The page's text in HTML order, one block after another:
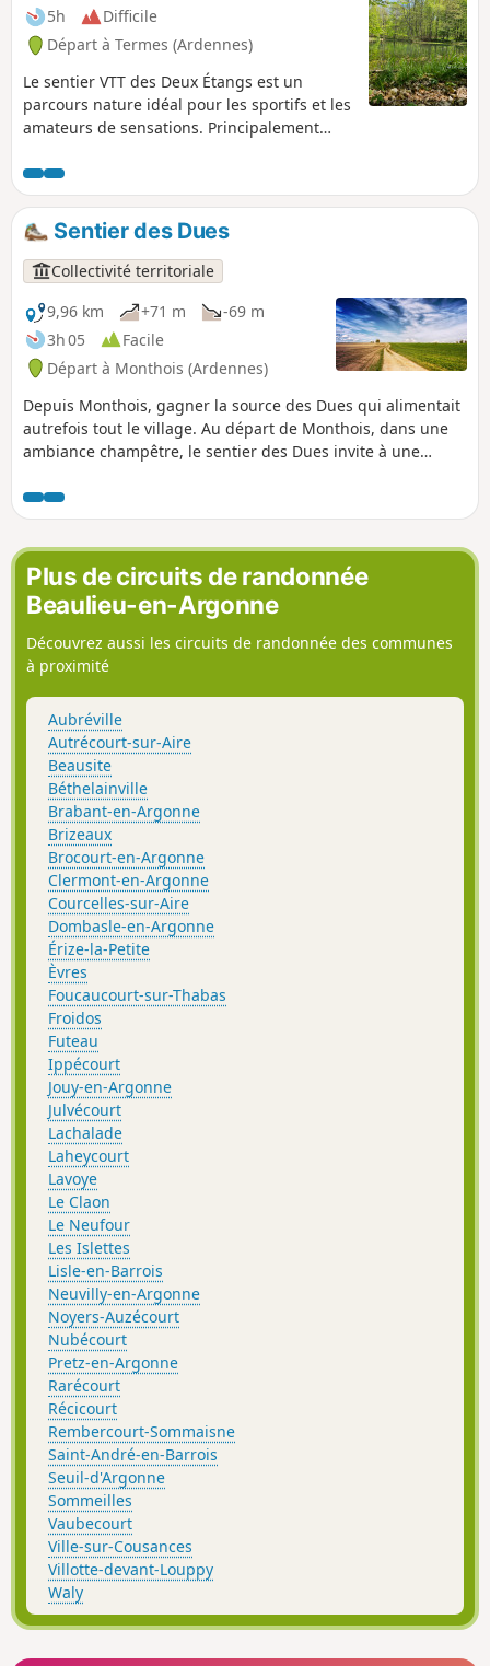
5h
Difficile
Départ à Termes (Ardennes)
Le sentier VTT des Deux Étangs est un
parcours nature idéal pour les sportifs et les
amateurs de sensations. Principalement
passages techniques et petites montées qui
mettent les jambes à l’épreuve. Véritable
aventure traversant du Nord au Sud toute la
forêt Domaniale de la Croix aux Bois, vous
découvrirez des paysages tourmentés et de
multiples petites sources.
Sentier des Dues
Collectivité territoriale
9,96 km
+71 m
-69 m
3h 05
Facile
Départ à Monthois (Ardennes)
Depuis Monthois, gagner la source des Dues qui alimentait
autrefois tout le village. Au départ de Monthois, dans une
ambiance champêtre, le sentier des Dues invite à une
Entre champs ouverts et coteaux ondulés, vous gagnerez la
Source des Dues qui alimentait autrefois tout le village. Tout
au long du parcours, de belles vues s’offrent sur les plaines
environnantes.
Plus de circuits de randonnée
Beaulieu-en-Argonne
Découvrez aussi les circuits de randonnée des communes
à proximité
Aubréville
Autrécourt-sur-Aire
Beausite
Béthelainville
Brabant-en-Argonne
Brizeaux
Brocourt-en-Argonne
Clermont-en-Argonne
Courcelles-sur-Aire
Dombasle-en-Argonne
Érize-la-Petite
Èvres
Foucaucourt-sur-Thabas
Froidos
Futeau
Ippécourt
Jouy-en-Argonne
Julvécourt
Lachalade
Laheycourt
Lavoye
Le Claon
Le Neufour
Les Islettes
Lisle-en-Barrois
Neuvilly-en-Argonne
Noyers-Auzécourt
Nubécourt
Pretz-en-Argonne
Rarécourt
Récicourt
Rembercourt-Sommaisne
Saint-André-en-Barrois
Seuil-d'Argonne
Sommeilles
Vaubecourt
Ville-sur-Cousances
Villotte-devant-Louppy
Waly